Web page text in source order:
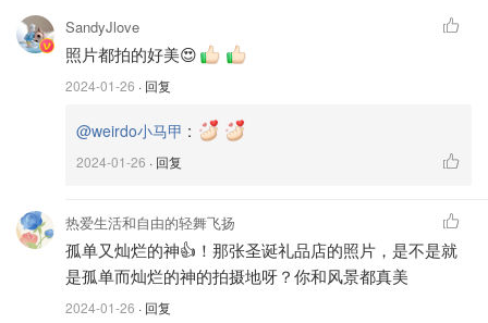
SandyJlove
照片都拍的好美😍
2024-01-26 · 回复
@weirdo小马甲 :
2024-01-26 · 回复
热爱生活和自由的轻舞飞扬
孤单又灿烂的神👍！那张圣诞礼品店的照片，是不是就
是孤单而灿烂的神的拍摄地呀？你和风景都真美
2024-01-26 · 回复